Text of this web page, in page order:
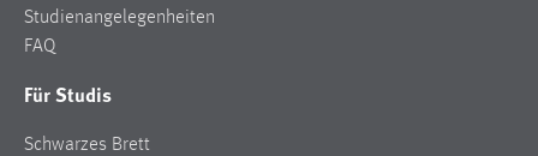
Studienangelegenheiten
FAQ
Für Studis
Schwarzes Brett